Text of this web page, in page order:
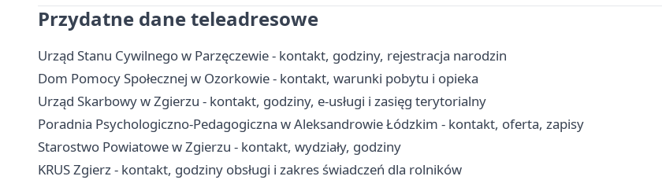
Przydatne dane teleadresowe
Urząd Stanu Cywilnego w Parzęczewie - kontakt, godziny, rejestracja narodzin
Dom Pomocy Społecznej w Ozorkowie - kontakt, warunki pobytu i opieka
Urząd Skarbowy w Zgierzu - kontakt, godziny, e-usługi i zasięg terytorialny
Poradnia Psychologiczno-Pedagogiczna w Aleksandrowie Łódzkim - kontakt, oferta, zapisy
Starostwo Powiatowe w Zgierzu - kontakt, wydziały, godziny
KRUS Zgierz - kontakt, godziny obsługi i zakres świadczeń dla rolników